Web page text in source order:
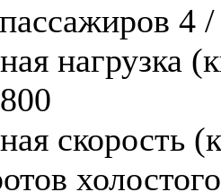
4
нагрузка
скорость